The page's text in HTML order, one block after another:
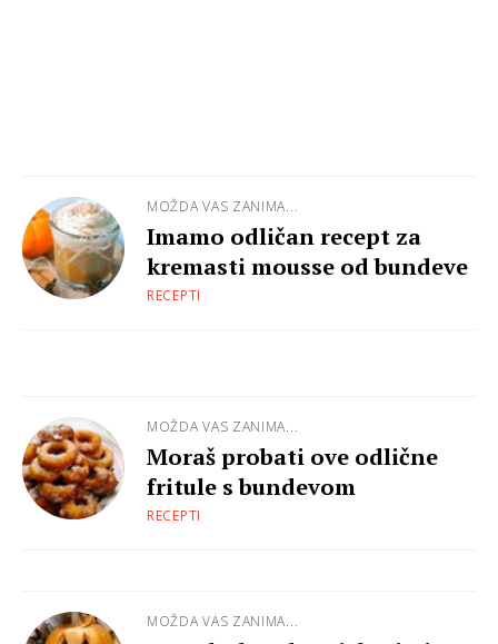
MOŽDA VAS ZANIMA...
Imamo odličan recept za
kremasti mousse od bundeve
RECEPTI
MOŽDA VAS ZANIMA...
Moraš probati ove odlične
fritule s bundevom
RECEPTI
MOŽDA VAS ZANIMA...